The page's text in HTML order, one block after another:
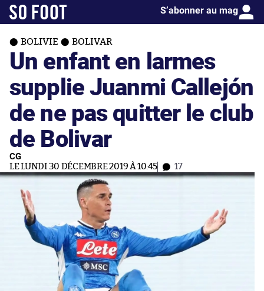
S’abonner au mag
BOLIVIE BOLIVAR
Un enfant en larmes
supplie Juanmi Callejón
de ne pas quitter le club
de Bolivar
CG
LE LUNDI 30 DÉCEMBRE 2019 À 10:45 17